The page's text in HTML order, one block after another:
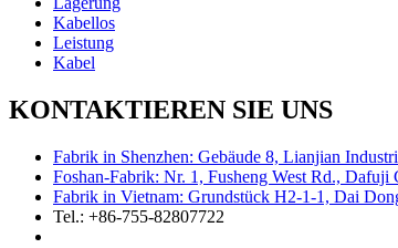
Kabellos
Leistung
Kabel
KONTAKTIEREN SIE UNS
Fabrik in Shenzhen: Gebäude 8, Lianjian
Foshan-Fabrik: Nr. 1, Fusheng West Rd.,
Fabrik in Vietnam: Grundstück H2-1-1, Dai
Tel.: +86-755-82807722